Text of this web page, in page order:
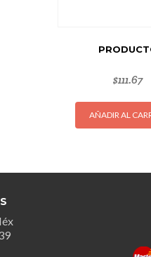
$111.67
AÑADIR AL